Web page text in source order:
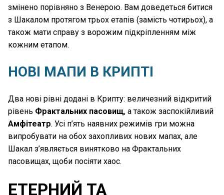
змінено порівняно з Венерою. Вам доведеться битися
з Шакалом протягом трьох етапів (замість чотирьох), а
також мати справу з ворожим підкріпленням між
кожним етапом.
НОВІ МАПИ В КРИПТІ
Два нові рівні додані в Крипту: величезний відкритий
рівень Фрактальних пасовищ, а також заспокійливий
Амфітеатр. Усі п’ять наявних режимів гри можна
випробувати на обох захопливих нових мапах, але
Шакал з’являється винятково на Фрактальних
пасовищах, щоби посіяти хаос.
ЕТЕРНИЙ ТА